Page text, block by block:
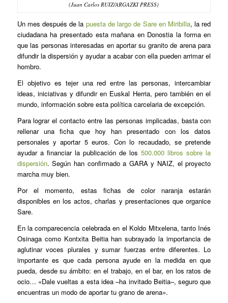
(Juan Carlos RUIZ/ARGAZKI PRESS)
Un mes después de la puesta de largo de Sare en Miribilla, la red
ciudadana ha presentado esta mañana en Donostia la forma en
que las personas interesadas en aportar su granito de arena para
difundir la dispersión y ayudar a acabar con ella pueden arrimar el
hombro.
El objetivo es tejer una red entre las personas, intercambiar
ideas, iniciativas y difundir en Euskal Herria, pero también en el
mundo, información sobre esta política carcelaria de excepción.
Para lograr el contacto entre las personas implicadas, basta con
rellenar una ficha que hoy han presentado con los datos
personales y aportar 5 euros. Con lo recaudado, se pretende
ayudar a financiar la publicación de los500.000 libros sobre la
dispersión. Según han confirmado a GARA y NAIZ, el proyecto
marcha muy bien.
Por el momento, estas fichas de color naranja estarán
disponibles en los actos, charlas y presentaciones que organice
Sare.
En la comparecencia celebrada en el Koldo Mitxelena, tanto Inés
Osinaga como Kontxita Beitia han subrayado la importancia de
aglutinar voces plurales y sumar fuerzas entre diferentes. Lo
importante es que cada persona ayude en la medida en que
pueda, desde su ámbito: en el trabajo, en el bar, en los ratos de
ocio… «Dale vueltas a esta idea –ha invitado Beitia–, seguro que
encuentras un modo de aportar tu grano de arena».